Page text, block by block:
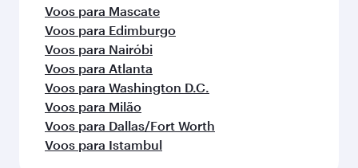
Voos para Mascate
Voos para Edimburgo
Voos para Nairóbi
Voos para Atlanta
Voos para Washington D.C.
Voos para Milão
Voos para Dallas/Fort Worth
Voos para Istambul